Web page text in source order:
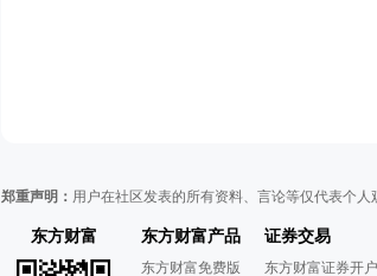
郑重声明： 用户在社区发表的所有资料、言论等仅代表个
东方财富 东方财富产品
东方财富免费版
证券交易
东方财富证券开户